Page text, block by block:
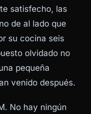
satisfecho, las
de al lado que
su cocina seis
olvidado no
pequeña
venido después.
No hay ningún